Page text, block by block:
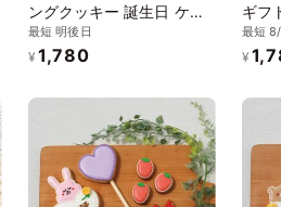
ングクッキー 誕生日 ケー
キデコレーション プチギ
フト かわいい お菓子 車 ク
車両 ゴミ収集車 ショベル
カー ダンプカー ブルドー
ザー
最短 明後日
¥ 1,780
ギフ
最短 8/
¥